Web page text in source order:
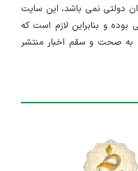
دولتی نمی باشد، این سایت
و بنابراین لازم است که
به صحت و سقم اخبار منتشر